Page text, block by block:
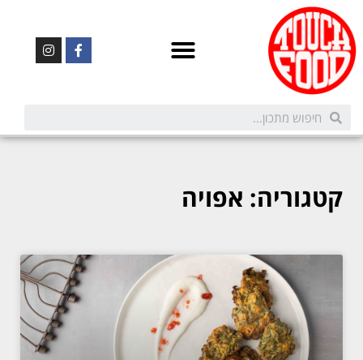
קטגוריה: אפויה